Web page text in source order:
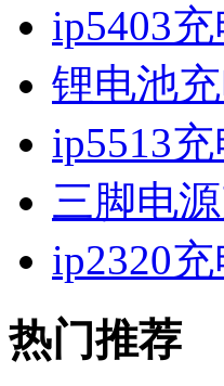
ip5403
锂电池
ip5513
三脚电
ip2320
热门推荐